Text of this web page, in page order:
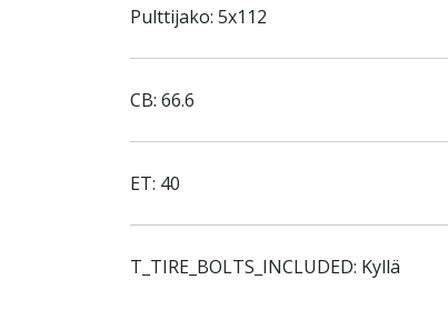
Pulttijako: 5x112
CB: 66.6
ET: 40
T_TIRE_BOLTS_INCLUDED: Kyllä